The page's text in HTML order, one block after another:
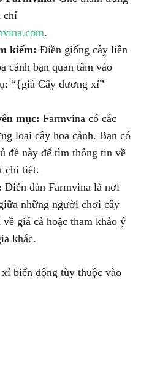
chỉ
.
kiếm: Điền giống cây liên
cảnh bạn quan tâm vào
“{giá Cây dương xỉ”
mục: Farmvina có các
loại cây hoa cảnh. Bạn có
đề này để tìm thông tin về
chi tiết.
Diễn đàn Farmvina là nơi
những người chơi cây
giá cả hoặc tham khảo ý
khác.
biến động tùy thuộc vào